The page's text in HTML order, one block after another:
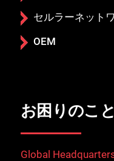
セルラーネット
OEM
お困りのこ
Global